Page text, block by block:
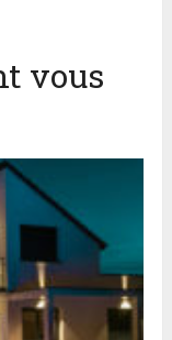
vous